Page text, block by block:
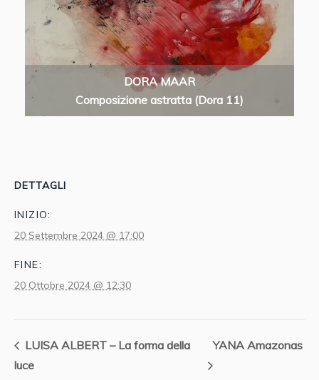
DORA MAAR
Composizione astratta (Dora 11)
DETTAGLI
INIZIO:
20 Settembre 2024 @ 17:00
FINE:
20 Ottobre 2024 @ 12:30
LUISA ALBERT – La forma della
luce
YANA Amazonas